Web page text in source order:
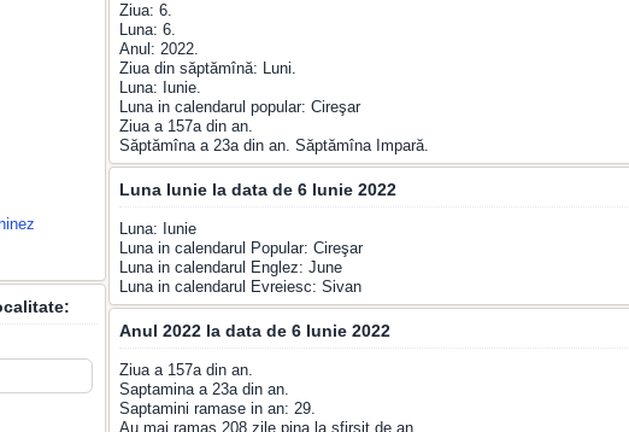
Ziua: 6.
Luna: 6.
Anul: 2022.
Ziua din săptămînă: Luni.
Luna: Iunie.
Luna in calendarul popular: Cireşar
Ziua a 157a din an.
Săptămîna a 23a din an. Săptămîna Impară.
Luna Iunie la data de 6 Iunie 2022
Luna: Iunie
Luna in calendarul Popular: Cireşar
Luna in calendarul Englez: June
Luna in calendarul Evreiesc: Sivan
Anul 2022 la data de 6 Iunie 2022
Ziua a 157a din an.
Saptamina a 23a din an.
Saptamini ramase in an: 29.
Au mai ramas 208 zile pina la sfirsit de an.